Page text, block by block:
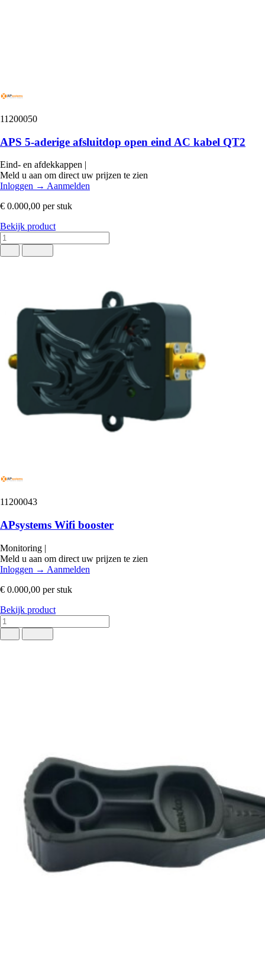
11200050
APS 5-aderige afsluitdop open eind AC kabel QT2
Eind- en afdekkappen |
Meld u aan om direct uw prijzen te zien
Inloggen → Aanmelden
€ 0.000,00 per stuk
Bekijk product
11200043
APsystems Wifi booster
Monitoring |
Meld u aan om direct uw prijzen te zien
Inloggen → Aanmelden
€ 0.000,00 per stuk
Bekijk product